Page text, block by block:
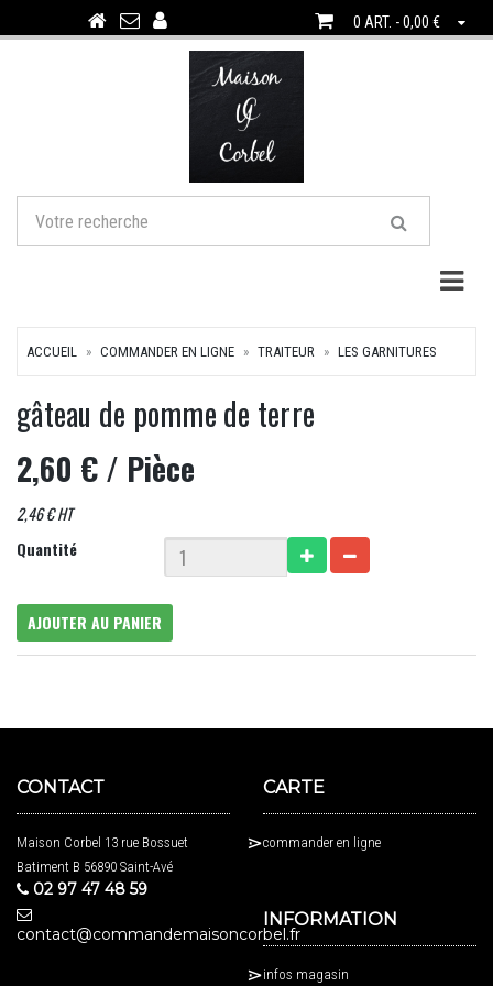
0 ART. - 0,00 €
ACCUEIL COMMANDER EN LIGNE TRAITEUR LES GARNITURES
gâteau de pomme de terre
2,60 €/ Pièce
2,46 € HT
Quantité
AJOUTER AU PANIER
CONTACT
Maison Corbel 13 rue Bossuet
Batiment B 56890 Saint-Avé
02 97 47 48 59
contact@commandemaisoncorbel.fr
CARTE
commander en ligne
INFORMATION
infos magasin